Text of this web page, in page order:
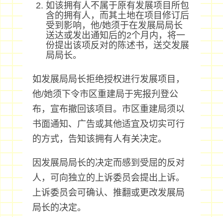
如该拥有人不属于原有发展项目所包
含的拥有人，而其土地在项目修订后
受到影响，他/她须于在发展局局长
送达或发出通知后的2个月内，将一
份提出该项反对的陈述书，送交发展
局局长。
如发展局局长拒绝授权进行发展项目，
他/她须下令市区重建局于宪报刋登公
布，宣布撤回该项目。市区重建局须以
书面通知、广告或其他适宜及切实可行
的方式，告知该拥有人有关决定。
因发展局局长的决定而感到受屈的反对
人，可向独立的上诉委员会提出上诉。
上诉委员会可确认、推翻或更改发展局
局长的决定。